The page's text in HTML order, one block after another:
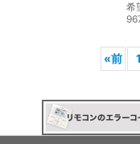
希
«前 1